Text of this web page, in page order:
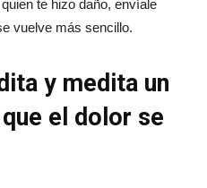
te hizo daño, envíale
vuelve más sencillo.
y medita un
el dolor se